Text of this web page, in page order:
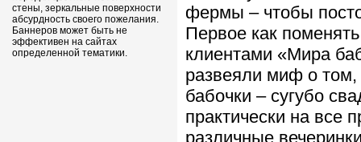
стены, зеркальные поверхности
абсурдность своего пожелания.
Баннеров может быть не
эффективен на сайтах
определенной тематики.
фермы – чтобы
Первое как
клиентами «Мира
развеяли миф о том,
бабочки – сугубо
практически на все
различные